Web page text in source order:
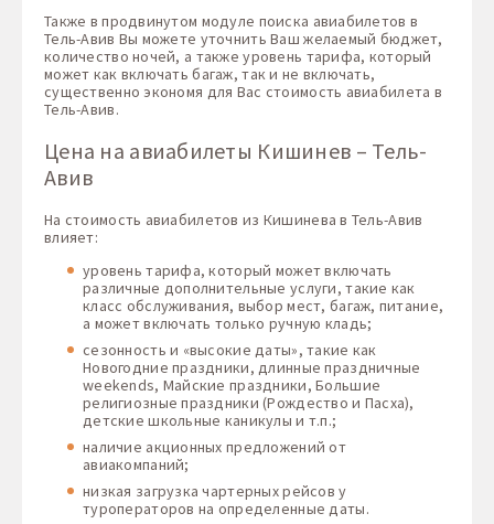
Также в продвинутом модуле поиска авиабилетов в
Тель-Авив Вы можете уточнить Ваш желаемый бюджет,
количество ночей, а также уровень тарифа, который
может как включать багаж, так и не включать,
существенно экономя для Вас стоимость авиабилета в
Тель-Авив.
Цена на авиабилеты Кишинев – Тель-
Авив
На стоимость авиабилетов из Кишинева в Тель-Авив
влияет:
уровень тарифа, который может включать
различные дополнительные услуги, такие как
класс обслуживания, выбор мест, багаж, питание,
а может включать только ручную кладь;
сезонность и «высокие даты», такие как
Новогодние праздники, длинные праздничные
weekends, Майские праздники, Большие
религиозные праздники (Рождество и Пасха),
детские школьные каникулы и т.п.;
наличие акционных предложений от
авиакомпаний;
низкая загрузка чартерных рейсов у
туроператоров на определенные даты.